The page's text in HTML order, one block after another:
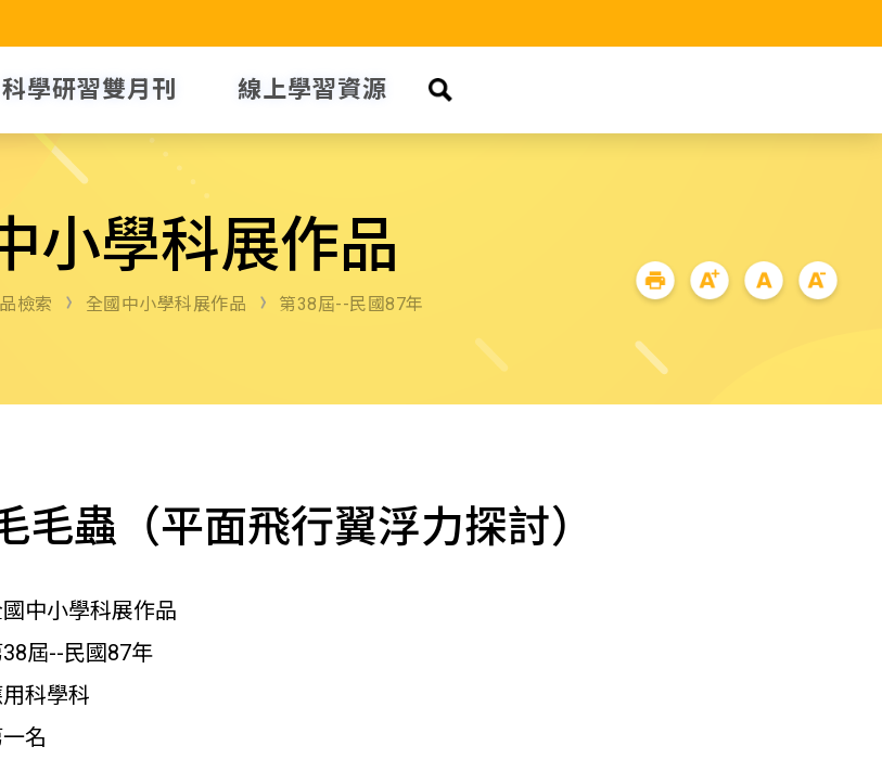
科學研習雙月刊 線上學習資源
小學科展作品
檢索 全國中小學科展作品 第38屆--民國87年
毛蟲（平面飛行翼浮力探討）
中小學科展作品
屆--民國87年
科學科
名